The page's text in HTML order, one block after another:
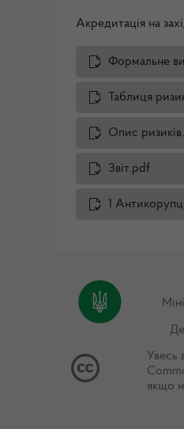
Акредитація на
Формальне
Таблиця
Опис
Звіт.pdf
1
Увесь
якщо